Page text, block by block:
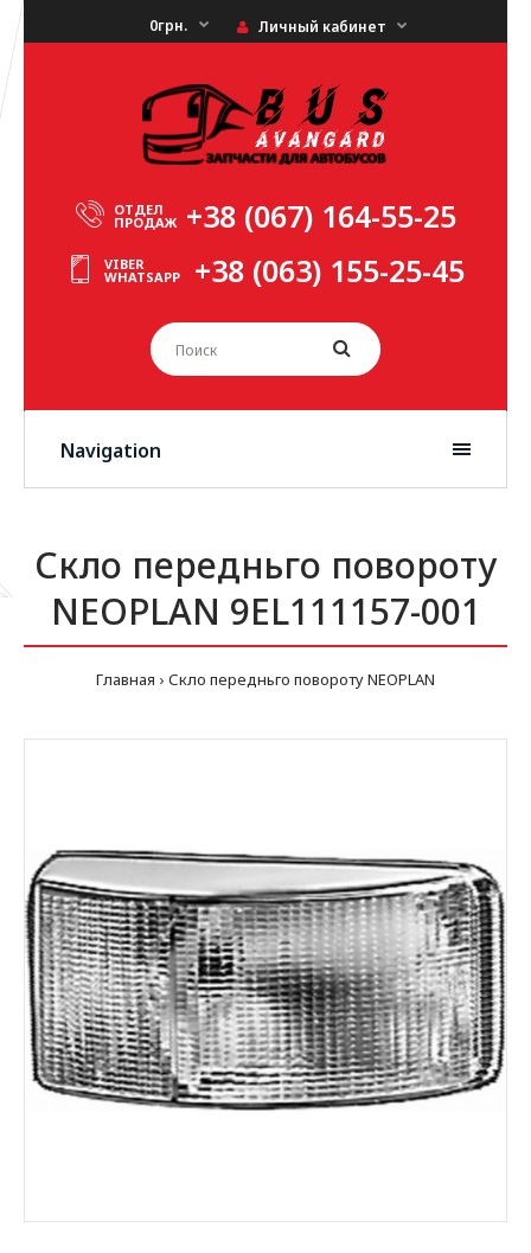
0грн. Личный кабинет
ОТДЕЛ
ПРОДАЖ +38 (067) 164-55-25
VIBER
WHATSAPP +38 (063) 155-25-45
Navigation
Скло передньго повороту
NEOPLAN 9EL111157-001
Главная Скло передньго повороту NEOPLAN